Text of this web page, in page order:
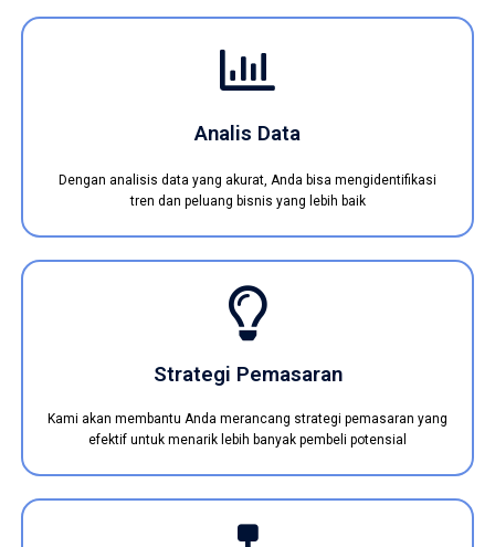
Analis Data
Dengan analisis data yang akurat, Anda bisa mengidentifikasi
tren dan peluang bisnis yang lebih baik
Strategi Pemasaran
Kami akan membantu Anda merancang strategi pemasaran yang
efektif untuk menarik lebih banyak pembeli potensial